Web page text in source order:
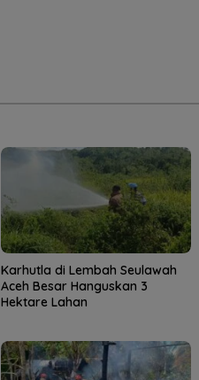
Karhutla di Lembah Seulawah
Aceh Besar Hanguskan 3
Hektare Lahan